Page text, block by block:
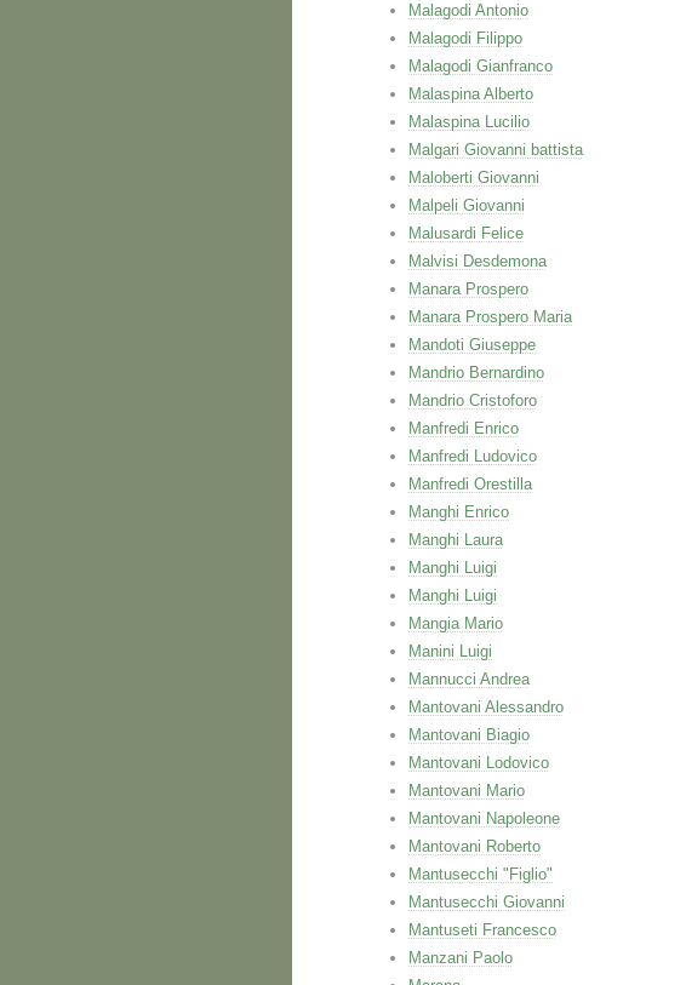
Malagodi Antonio
Malagodi Filippo
Malagodi Gianfranco
Malaspina Alberto
Malaspina Lucilio
Malgari Giovanni battista
Maloberti Giovanni
Malpeli Giovanni
Malusardi Felice
Malvisi Desdemona
Manara Prospero
Manara Prospero Maria
Mandoti Giuseppe
Mandrio Bernardino
Mandrio Cristoforo
Manfredi Enrico
Manfredi Ludovico
Manfredi Orestilla
Manghi Enrico
Manghi Laura
Manghi Luigi
Manghi Luigi
Mangia Mario
Manini Luigi
Mannucci Andrea
Mantovani Alessandro
Mantovani Biagio
Mantovani Lodovico
Mantovani Mario
Mantovani Napoleone
Mantovani Roberto
Mantusecchi "Figlio"
Mantusecchi Giovanni
Mantuseti Francesco
Manzani Paolo